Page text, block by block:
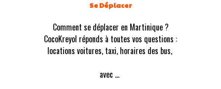
Se Déplacer
Comment se déplacer en Martinique ?
CocoKreyol réponds à toutes vos questions :
locations voitures, taxi, horaires des bus,
avec ...